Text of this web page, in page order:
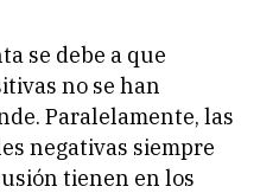
se debe a que
no se han
Paralelamente, las
negativas siempre
tienen en los